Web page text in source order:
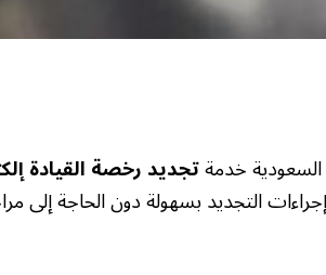
السعودية خدمةتجديد رخصة القيادة
التجديد بسهولة دون الحاجة إلى